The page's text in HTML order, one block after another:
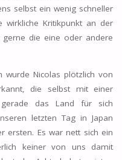
selbst ein wenig schneller
Kritikpunkt an der
die eine oder andere
wurde Nicolas plötzlich von
die selbst mit einer
das Land für sich
letzten Tag in Japan
ersten. Es war nett sich ein
keiner von uns damit